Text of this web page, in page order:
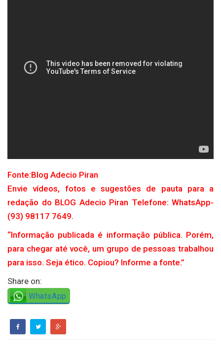
Fonte:Blog Adecio Piran
Envie vídeos, fotos e sugestões de pauta para a
redação do BLOG Adecio Piran Telefone: WhatsApp-
(93) 98117 7649.
“Informação publicada é informação pública. Porém,
para chegar até você, um grupo de pessoas trabalhou
para isso. Seja ético. Copiou? Informe a fonte.”
Share on:
WhatsApp